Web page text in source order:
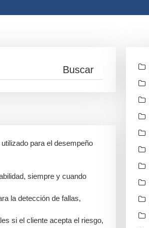
para el desempeño
siempre y cuando
la detección de fallas,
si el cliente acepta el riesgo,